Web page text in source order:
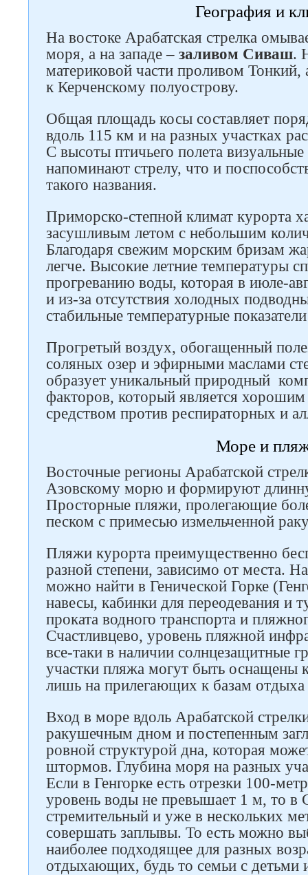
География и
На востоке Арабатская стрелка
моря, а на западе – заливом Сиваш.
материковой части проливом Тонкий,
к Керченскому полуострову.
Общая площадь косы составляет
вдоль 115 км и на разных участках
С высоты птичьего полета
напоминают стрелу, что и
такого названия.
Приморско-степной климат курорта
засушливым летом с небольшим
Благодаря свежим морским бризам
легче. Высокие летние температуры
прогреванию воды, которая в июле-
и из-за отсутствия холодных
стабильные температурные
Прогретый воздух, обогащенный
соляных озер и эфирными маслами
образует уникальный природный
факторов, который является
средством против респираторных и
Море и
Восточные регионы Арабатской
Азовскому морю и формируют
Просторные пляжи, пролегающие
песком с примесью измельченной
Пляжи курорта преимущественно
разной степени, зависимо от места.
можно найти в Генической Горке
навесы, кабинки для переодевания и
проката водного транспорта и
Счастливцево, уровень пляжной
все-таки в наличии солнцезащитные
участки пляжа могут быть оснащены
лишь на прилегающих к базам отдыха
Вход в море вдоль Арабатской
ракушечным дном и постепенным
ровной структурой дна, которая
штормов. Глубина моря на разных
Если в Генгорке есть отрезки 100-
уровень воды не превышает 1 м, то в
стремительный и уже в нескольких
совершать заплывы. То есть можно
наиболее подходящее для разных
отдыхающих, будь то семьи с детьми